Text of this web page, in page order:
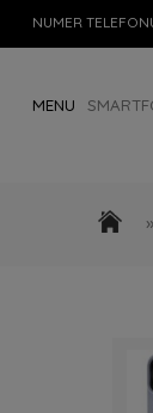
NUMER
MENU
»